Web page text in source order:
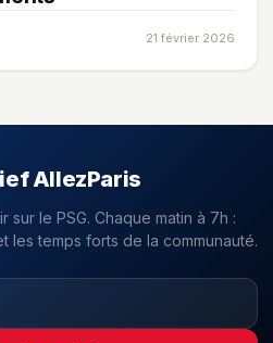
21 février 2026
AllezParis
sur le PSG. Chaque matin à 7h :
les temps forts de la communauté.